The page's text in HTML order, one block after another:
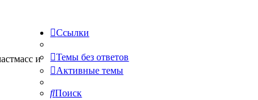
и
Ссылки
Темы без ответов
Активные темы
Поиск